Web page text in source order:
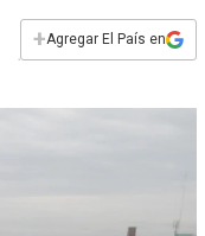
+Agregar El País en